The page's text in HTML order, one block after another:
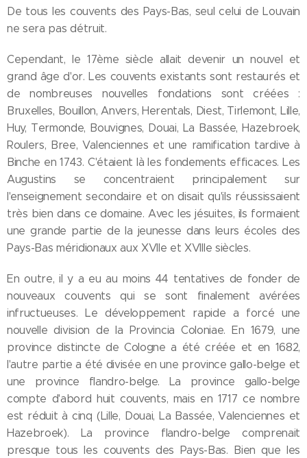
De tous les couvents des Pays-Bas, seul celui de Louvain
ne sera pas détruit.
Cependant, le 17ème siècle allait devenir un nouvel et
grand âge d'or. Les couvents existants sont restaurés et
de nombreuses nouvelles fondations sont créées :
Bruxelles, Bouillon, Anvers, Herentals, Diest, Tirlemont, Lille,
Huy, Termonde, Bouvignes, Douai, La Bassée, Hazebroek,
Roulers, Bree, Valenciennes et une ramification tardive à
Binche en 1743. C'étaient là les fondements efficaces. Les
Augustins se concentraient principalement sur
l'enseignement secondaire et on disait qu'ils réussissaient
très bien dans ce domaine. Avec les jésuites, ils formaient
une grande partie de la jeunesse dans leurs écoles des
Pays-Bas méridionaux aux XVIIe et XVIIIe siècles.
En outre, il y a eu au moins 44 tentatives de fonder de
nouveaux couvents qui se sont finalement avérées
infructueuses. Le développement rapide a forcé une
nouvelle division de la Provincia Coloniae. En 1679, une
province distincte de Cologne a été créée et en 1682,
l'autre partie a été divisée en une province gallo-belge et
une province flandro-belge. La province gallo-belge
compte d'abord huit couvents, mais en 1717 ce nombre
est réduit à cinq (Lille, Douai, La Bassée, Valenciennes et
Hazebroek). La province flandro-belge comprenait
presque tous les couvents des Pays-Bas. Bien que les